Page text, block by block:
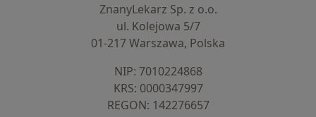
ZnanyLekarz Sp. z o.o.
ul. Kolejowa 5/7
01-217 Warszawa, Polska
NIP: ⁠7010224868
KRS: ⁠0000347997
REGON: ⁠142276657